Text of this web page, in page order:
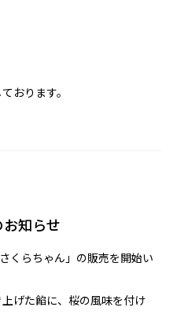
おります。
お知らせ
さくらちゃん 」の販売を開始い
げた餡に、桜の風味を付け